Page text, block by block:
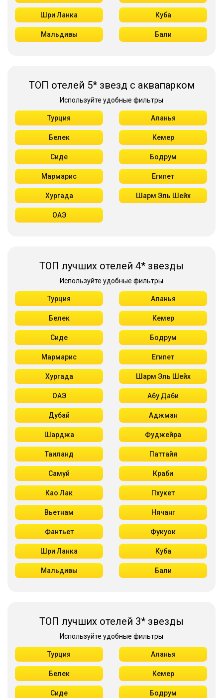
Шри Ланка Куба
Мальдивы Бали
ТОП отелей 5* звезд с аквапарком
Используйте удобные фильтры
Турция Аланья
Белек Кемер
Сиде Бодрум
Мармарис Египет
Хургада Шарм Эль Шейх
ОАЭ
ТОП лучших отелей 4* звезды
Используйте удобные фильтры
Турция Аланья
Белек Кемер
Сиде Бодрум
Мармарис Египет
Хургада Шарм Эль Шейх
ОАЭ Абу Даби
Дубай Аджман
Шарджа Фуджейра
Таиланд Паттайя
Самуй Краби
Као Лак Пхукет
Вьетнам Нячанг
Фантьет Фукуок
Шри Ланка Куба
Мальдивы Бали
ТОП лучших отелей 3* звезды
Используйте удобные фильтры
Турция Аланья
Белек Кемер
Сиде Бодрум